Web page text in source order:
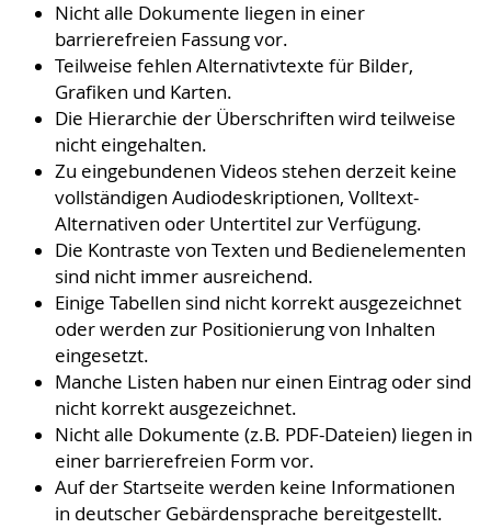
Nicht alle Dokumente liegen in einer
barrierefreien Fassung vor.
Teilweise fehlen Alternativtexte für Bilder,
Grafiken und Karten.
Die Hierarchie der Überschriften wird teilweise
nicht eingehalten.
Zu eingebundenen Videos stehen derzeit keine
vollständigen Audiodeskriptionen, Volltext-
Alternativen oder Untertitel zur Verfügung.
Die Kontraste von Texten und Bedienelementen
sind nicht immer ausreichend.
Einige Tabellen sind nicht korrekt ausgezeichnet
oder werden zur Positionierung von Inhalten
eingesetzt.
Manche Listen haben nur einen Eintrag oder sind
nicht korrekt ausgezeichnet.
Nicht alle Dokumente (z.B. PDF-Dateien) liegen in
einer barrierefreien Form vor.
Auf der Startseite werden keine Informationen
in deutscher Gebärdensprache bereitgestellt.